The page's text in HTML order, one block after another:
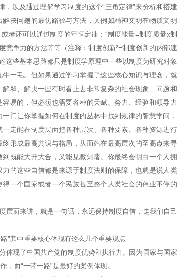
，以及通过理解学习制度的这个“三角定律”来分析和搭建
决问题的最优路径与方法，又例如精神文明在物质文明
者还可以通过制度的守恒定律：“制度能量=制度质量x制
竞争力的方法等等（注释：制度创新²=制度创新的内部速
这些基本思路都只是制度学原理中一些以制度为研究对象
一毛。但如果通过学习掌握了这些核心知识与理念，就
释、解决一些有时看上去非常复杂的社会现象、问题和
易的，但必须也需要各种的天赋、努力、经验和领导力
门让你掌握如何在制度的丛林中找到规律的智慧学问，
一定能在制度层面把各种层次、各种要素、各种资源进行
形成最高共识与格局，从而站在最高层次的至高点来寻
既能大开大合，又能见微知著。你最终会明白一个人拥
的这些自信都是来源于制度法则的保障，也就是说人类
一个国家或者一个民族甚至整个人类社会的伟业不停的
面来讲，就是一句话，永远保持制度自信，走我们自己
其中重要核心体现有这么几个重要观点：
现了中国共产党的制度优势和执行力。因为国家与国家
，而“一带一路”是最好的案例体现。